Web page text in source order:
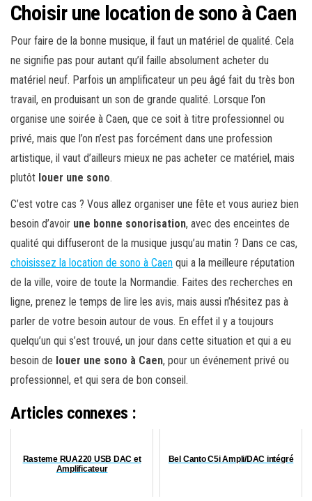
Choisir une location de sono à Caen
Pour faire de la bonne musique, il faut un matériel de qualité. Cela
ne signifie pas pour autant qu’il faille absolument acheter du
matériel neuf. Parfois un amplificateur un peu âgé fait du très bon
travail, en produisant un son de grande qualité. Lorsque l’on
organise une soirée à Caen, que ce soit à titre professionnel ou
privé, mais que l’on n’est pas forcément dans une profession
artistique, il vaut d’ailleurs mieux ne pas acheter ce matériel, mais
plutôt louer une sono.
C’est votre cas ? Vous allez organiser une fête et vous auriez bien
besoin d’avoir une bonne sonorisation, avec des enceintes de
qualité qui diffuseront de la musique jusqu’au matin ? Dans ce cas,
choisissez la location de sono à Caen qui a la meilleure réputation
de la ville, voire de toute la Normandie. Faites des recherches en
ligne, prenez le temps de lire les avis, mais aussi n’hésitez pas à
parler de votre besoin autour de vous. En effet il y a toujours
quelqu’un qui s’est trouvé, un jour dans cette situation et qui a eu
besoin de louer une sono à Caen, pour un événement privé ou
professionnel, et qui sera de bon conseil.
Articles connexes :
Rasteme RUA220 USB DAC et
Amplificateur
Bel Canto C5i Ampli/DAC intégré